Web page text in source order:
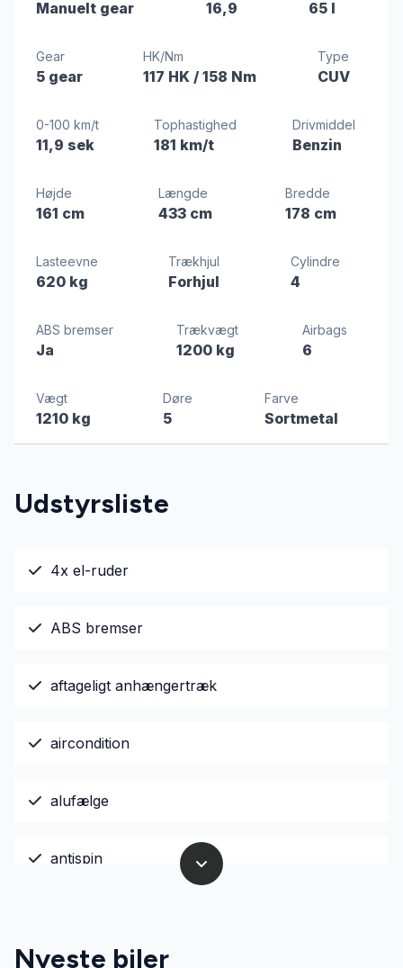
Manuelt gear 16,9 65 l
Gear
5 gear
HK/Nm
117 HK/ 158 Nm
Type
CUV
0-100 km/t
11,9 sek
Tophastighed
181 km/t
Drivmiddel
Benzin
Højde
161 cm
Længde
433 cm
Bredde
178 cm
Lasteevne
620 kg
Trækhjul
Forhjul
Cylindre
4
ABS bremser
Ja
Trækvægt
1200 kg
Airbags
6
Vægt
1210 kg
Døre
5
Farve
Sortmetal
Udstyrsliste
4x el-ruder
ABS bremser
aftageligt anhængertræk
aircondition
alufælge
antispin
Nyeste biler